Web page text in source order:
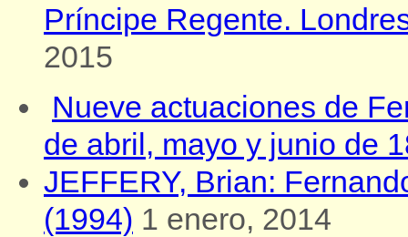
Príncipe Regente.
2015
Nueve actuaciones de
de abril, mayo y junio de
JEFFERY, Brian:
(1994) 1 enero, 2014